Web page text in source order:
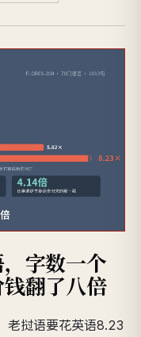
字数一个
翻了八倍
老挝语要花英语8.23